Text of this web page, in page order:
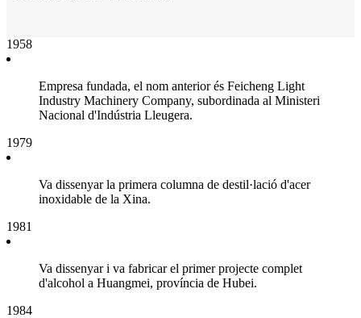
1958
Empresa fundada, el nom anterior és Feicheng Light
Industry Machinery Company, subordinada al Ministeri
Nacional d'Indústria Lleugera.
1979
Va dissenyar la primera columna de destil·lació d'acer
inoxidable de la Xina.
1981
Va dissenyar i va fabricar el primer projecte complet
d'alcohol a Huangmei, província de Hubei.
1984